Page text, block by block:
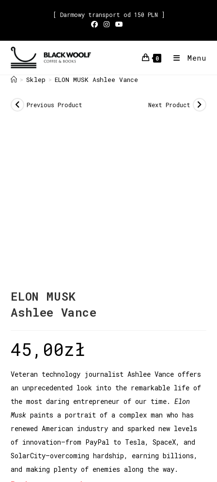
[ Darmowy transport od 150 PLN ]
0 Menu
> Sklep > ELON MUSK Ashlee Vance
Previous Product Next Product
ELON MUSK
Ashlee Vance
45,00zł
Veteran technology journalist Ashlee Vance offers
an unprecedented look into the remarkable life of
the most daring entrepreneur of our time.Elon
Musk paints a portrait of a complex man who has
renewed American industry and sparked new levels
of innovation—from PayPal to Tesla, SpaceX, and
SolarCity—overcoming hardship, earning billions,
and making plenty of enemies along the way.